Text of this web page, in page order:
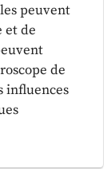
peuvent
et de
de
influences